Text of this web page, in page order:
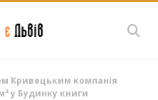
Кривецьким компанія
у Будинку книги